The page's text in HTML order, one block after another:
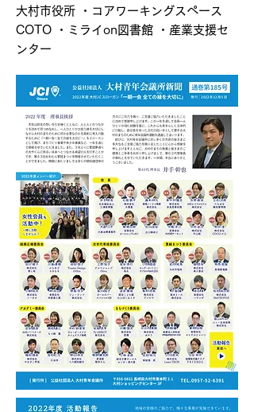
大村市役所 ・コアワーキングスペース
COTO ・ミライon図書館 ・産業支援セ
ンター